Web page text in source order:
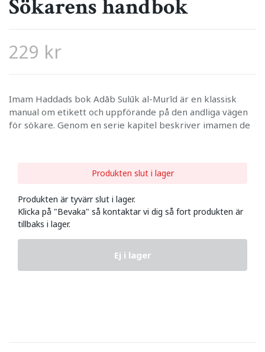
Sökarens handbok
229 kr
Imam Haddads bok Adāb Sulūk al-Murīd är en klassisk
manual om etikett och uppförande på den andliga vägen
för sökare. Genom en serie kapitel beskriver imamen de
Produkten slut i lager
Produkten är tyvärr slut i lager.
Klicka på "Bevaka" så kontaktar vi dig så fort produkten är
tillbaks i lager.
Ej i lager